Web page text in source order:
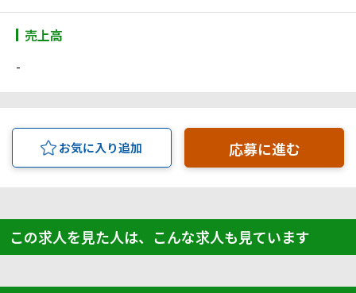
売上高
-
お気に入り追加 応募に進む
この求人を見た人は、こんな求人も見ています